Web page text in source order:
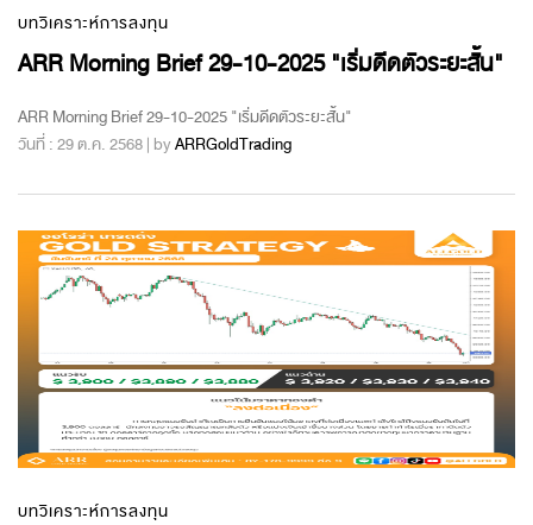
บทวิเคราะห์การลงทุน
ARR Morning Brief 29-10-2025 "เริ่มดีดตัวระยะสั้น"
ARR Morning Brief 29-10-2025 "เริ่มดีดตัวระยะสั้น"
วันที่ : 29 ต.ค. 2568 | byARRGoldTrading
บทวิเคราะห์การลงทุน